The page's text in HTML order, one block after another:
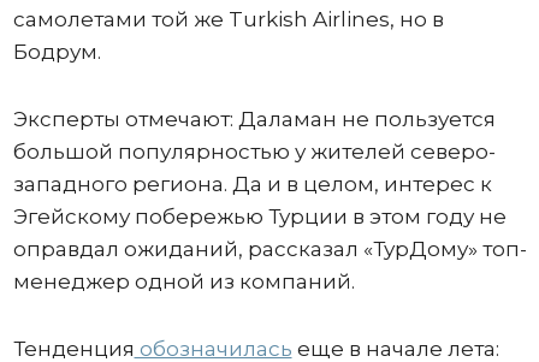
самолетами той же Turkish Airlines, но в
Бодрум.
Эксперты отмечают: Даламан не пользуется
большой популярностью у жителей северо-
западного региона. Да и в целом, интерес к
Эгейскому побережью Турции в этом году не
оправдал ожиданий, рассказал «ТурДому» топ-
менеджер одной из компаний.
Тенденция обозначилась еще в начале лета: